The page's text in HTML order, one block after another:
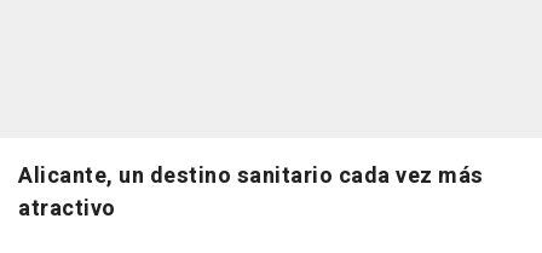
Alicante, un destino sanitario cada vez más
atractivo